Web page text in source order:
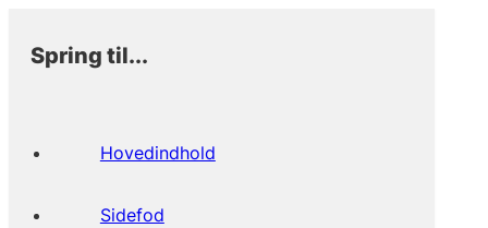
Spring til...
Hovedindhold
Sidefod